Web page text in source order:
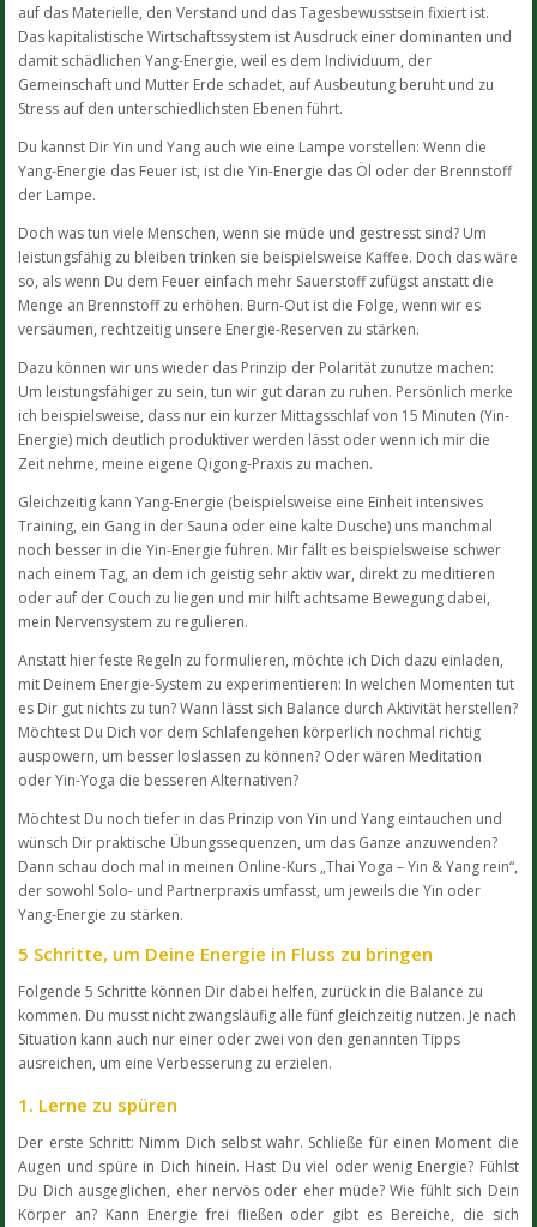
auf das Materielle, den Verstand und das Tagesbewusstsein fixiert ist.
Das kapitalistische Wirtschaftssystem ist Ausdruck einer dominanten und
damit schädlichen Yang-Energie, weil es dem Individuum, der
Gemeinschaft und Mutter Erde schadet, auf Ausbeutung beruht und zu
Stress auf den unterschiedlichsten Ebenen führt.
Du kannst Dir Yin und Yang auch wie eine Lampe vorstellen: Wenn die
Yang-Energie das Feuer ist, ist die Yin-Energie das Öl oder der Brennstoff
der Lampe.
Doch was tun viele Menschen, wenn sie müde und gestresst sind? Um
leistungsfähig zu bleiben trinken sie beispielsweise Kaffee. Doch das wäre
so, als wenn Du dem Feuer einfach mehr Sauerstoff zufügst anstatt die
Menge an Brennstoff zu erhöhen. Burn-Out ist die Folge, wenn wir es
versäumen, rechtzeitig unsere Energie-Reserven zu stärken.
Dazu können wir uns wieder das Prinzip der Polarität zunutze machen:
Um leistungsfähiger zu sein, tun wir gut daran zu ruhen. Persönlich merke
ich beispielsweise, dass nur ein kurzer Mittagsschlaf von 15 Minuten (Yin-
Energie) mich deutlich produktiver werden lässt oder wenn ich mir die
Zeit nehme, meine eigene Qigong-Praxis zu machen.
Gleichzeitig kann Yang-Energie (beispielsweise eine Einheit intensives
Training, ein Gang in der Sauna oder eine kalte Dusche) uns manchmal
noch besser in die Yin-Energie führen. Mir fällt es beispielsweise schwer
nach einem Tag, an dem ich geistig sehr aktiv war, direkt zu meditieren
oder auf der Couch zu liegen und mir hilft achtsame Bewegung dabei,
mein Nervensystem zu regulieren.
Anstatt hier feste Regeln zu formulieren, möchte ich Dich dazu einladen,
mit Deinem Energie-System zu experimentieren: In welchen Momenten tut
es Dir gut nichts zu tun? Wann lässt sich Balance durch Aktivität herstellen?
Möchtest Du Dich vor dem Schlafengehen körperlich nochmal richtig
auspowern, um besser loslassen zu können? Oder wären Meditation
oder Yin-Yoga die besseren Alternativen?
Möchtest Du noch tiefer in das Prinzip von Yin und Yang eintauchen und
wünsch Dir praktische Übungssequenzen, um das Ganze anzuwenden?
Dann schau doch mal in meinen Online-Kurs „Thai Yoga – Yin & Yang rein“,
der sowohl Solo- und Partnerpraxis umfasst, um jeweils die Yin oder
Yang-Energie zu stärken.
5 Schritte, um Deine Energie in Fluss zu bringen
Folgende 5 Schritte können Dir dabei helfen, zurück in die Balance zu
kommen. Du musst nicht zwangsläufig alle fünf gleichzeitig nutzen. Je nach
Situation kann auch nur einer oder zwei von den genannten Tipps
ausreichen, um eine Verbesserung zu erzielen.
1. Lerne zu spüren
Der erste Schritt: Nimm Dich selbst wahr. Schließe für einen Moment die
Augen und spüre in Dich hinein. Hast Du viel oder wenig Energie? Fühlst
Du Dich ausgeglichen, eher nervös oder eher müde? Wie fühlt sich Dein
Körper an? Kann Energie frei fließen oder gibt es Bereiche, die sich